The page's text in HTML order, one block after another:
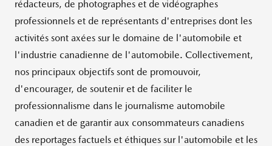
rédacteurs, de photographes et de vidéographes
professionnels et de représentants d'entreprises dont les
activités sont axées sur le domaine de l'automobile et
l'industrie canadienne de l'automobile. Collectivement,
nos principaux objectifs sont de promouvoir,
d'encourager, de soutenir et de faciliter le
professionnalisme dans le journalisme automobile
canadien et de garantir aux consommateurs canadiens
des reportages factuels et éthiques sur l'automobile et les